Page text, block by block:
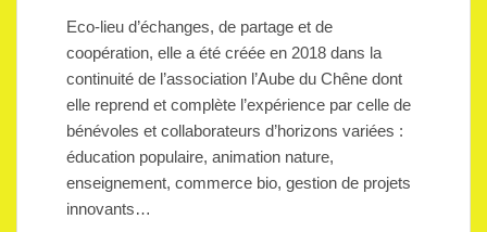
Eco-lieu d’échanges, de partage et de
coopération, elle a été créée en 2018 dans la
continuité de l’association l’Aube du Chêne dont
elle reprend et complète l’expérience par celle de
bénévoles et collaborateurs d’horizons variées :
éducation populaire, animation nature,
enseignement, commerce bio, gestion de projets
innovants…